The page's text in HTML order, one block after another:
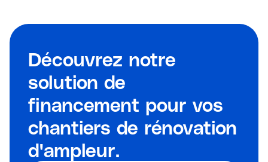
Découvrez notre
solution de
financement pour vos
chantiers de rénovation
d'ampleur.